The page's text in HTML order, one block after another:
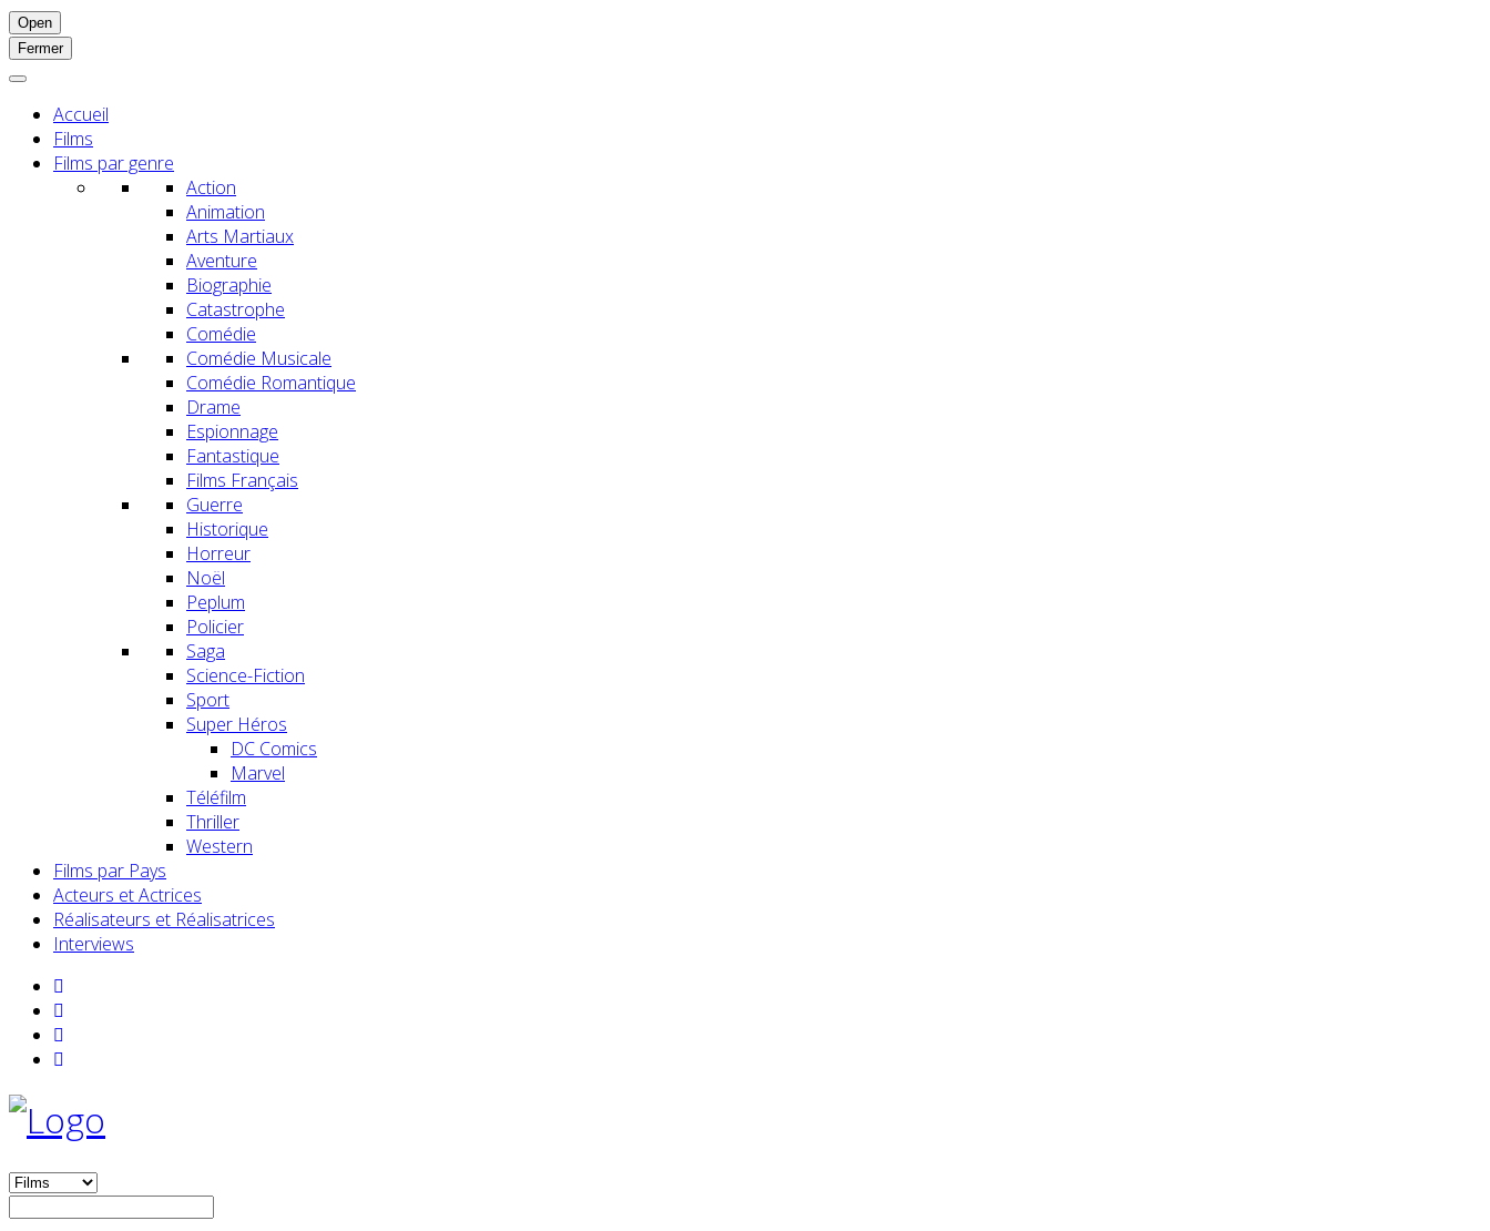
Open
Fermer
Accueil
Films
Films par genre
Action
Animation
Arts Martiaux
Aventure
Biographie
Catastrophe
Comédie
Comédie Musicale
Comédie Romantique
Drame
Espionnage
Fantastique
Films Français
Guerre
Historique
Horreur
Noël
Peplum
Policier
Saga
Science-Fiction
Sport
Super Héros
DC Comics
Marvel
Téléfilm
Thriller
Western
Films par Pays
Acteurs et Actrices
Réalisateurs et Réalisatrices
Interviews